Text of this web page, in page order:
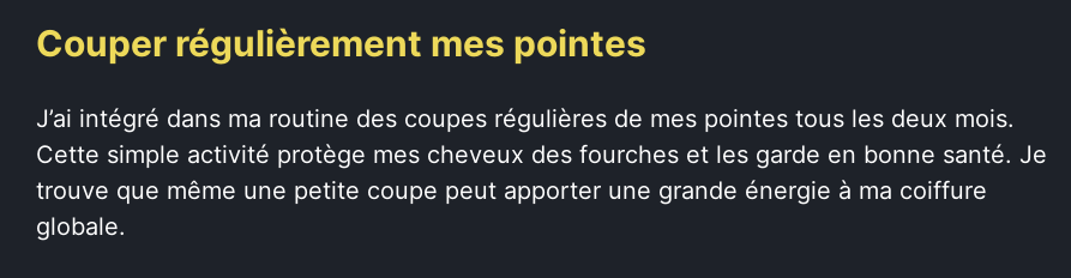
Couper régulièrement mes pointes
J’ai intégré dans ma routine des coupes régulières de mes pointes tous les deux mois.
Cette simple activité protège mes cheveux des fourches et les garde en bonne santé. Je
trouve que même une petite coupe peut apporter une grande énergie à ma coiffure
globale.